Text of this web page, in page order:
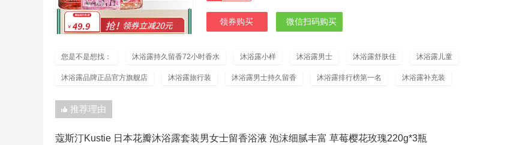
领券购买 微信扫码购买
您是不是想找： 沐浴露持久留香72小时香水 沐浴露小样 沐浴露男士 沐浴露舒肤佳 沐浴露儿童
沐浴露品牌正品官方旗舰店 沐浴露旅行装 沐浴露男士持久留香 沐浴露排行榜第一名 沐浴露补充装
推荐理由
蔻斯汀Kustie 日本花瓣沐浴露套装男女士留香浴液 泡沫细腻丰富 草莓樱花玫瑰220g*3瓶